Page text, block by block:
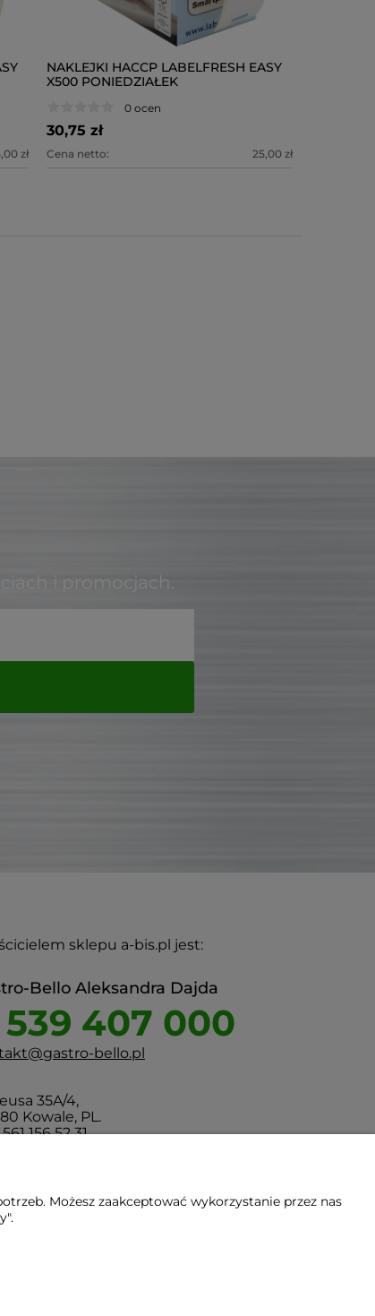
zł
NAKLEJKI HACCP LABELFRESH EASY
X500 PONIEDZIAŁEK
0 ocen
30,75 zł
Cena netto: 25,00 zł
i promocjach.
sklepu a-bis.pl jest:
Bello Aleksandra Dajda
539 407 000
bello.pl
35A/4,
Kowale, PL.
156 52 31
- Trójmiasto - Pomorskie
Możesz zaakceptować wykorzystanie przez nas